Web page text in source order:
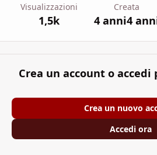
Visualizzazioni
1,5k
Creata
4 anni4
Crea un account o
Crea un nuovo
Accedi ora